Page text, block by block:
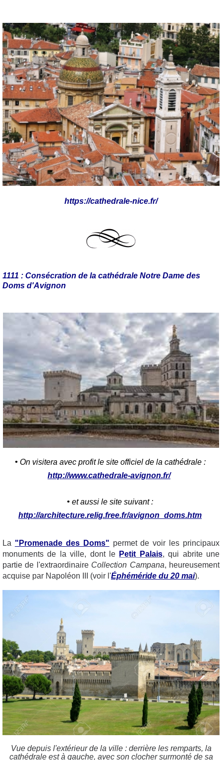
https://cathedrale-nice.fr/
1111 : Consécration de la cathédrale Notre Dame des
Doms d'Avignon
• On visitera avec profit le site officiel de la cathédrale :
http://www.cathedrale-avignon.fr/
• et aussi le site suivant :
http://architecture.relig.free.fr/avignon_doms.htm
La "Promenade des Doms" permet de voir les principaux
monuments de la ville, dont le Petit Palais, qui abrite une
partie de l'extraordinaire Collection Campana, heureusement
acquise par Napoléon III (voir l'Éphéméride du 20 mai).
Vue depuis l'extérieur de la ville : derrière les remparts, la
cathédrale est à gauche, avec son clocher surmonté de sa